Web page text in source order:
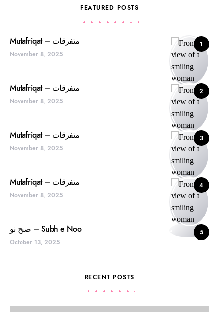
FEATURED POSTS
1 Mutafriqat – متفرقات
November 8, 2025
2 Mutafriqat – متفرقات
November 8, 2025
3 Mutafriqat – متفرقات
November 8, 2025
4 Mutafriqat – متفرقات
November 8, 2025
5 صبح نو – Subh e Noo
October 13, 2025
RECENT POSTS